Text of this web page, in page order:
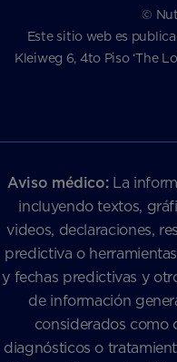
©
Este sitio web es
Kleiweg 6, 4to Piso ‘The
Aviso médico:La
incluyendo textos,
videos, declaraciones,
predictiva o
y fechas predictivas y
de información
considerados como
diagnósticos o